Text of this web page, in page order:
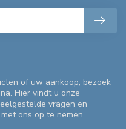
of uw aankoop, bezoek
Hier vindt u onze
vragen en
ons op te nemen.